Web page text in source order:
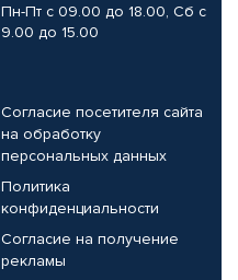
Пн-Пт с 09.00 до 18.00, Сб с
9.00 до 15.00
Согласие посетителя сайта
на обработку
персональных данных
Политика
конфиденциальности
Согласие на получение
рекламы